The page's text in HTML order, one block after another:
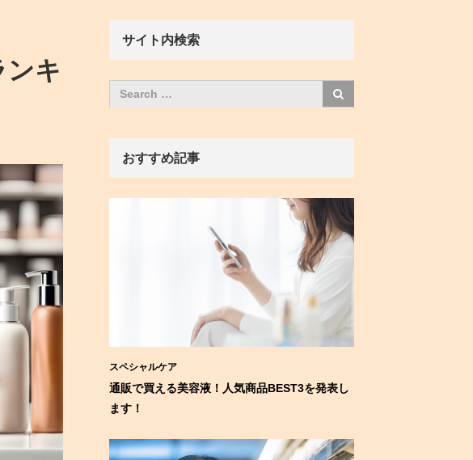
ンキ
サイト内検索
おすすめ記事
スペシャルケア
通販で買える美容液！人気商品BEST3を発表し
ます！